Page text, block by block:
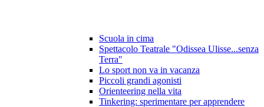
Scuola in cima
Spettacolo Teatrale "Odissea Ulisse...senza
Terra"
Lo sport non va in vacanza
Piccoli grandi agonisti
Orienteering nella vita
Tinkering: sperimentare per apprendere